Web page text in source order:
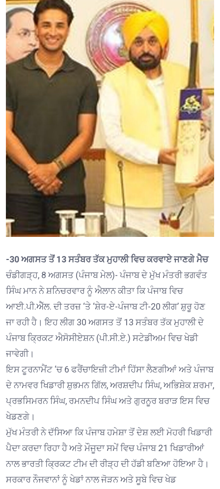
-30 ਅਗਸਤ ਤੋਂ 13 ਸਤੰਬਰ ਤੱਕ ਮੁਹਾਲੀ ਵਿਚ ਕਰਵਾਏ ਜਾਣਗੇ ਮੈਚ
ਚੰਡੀਗੜ੍ਹ, 8 ਅਗਸਤ (ਪੰਜਾਬ ਮੇਲ)- ਪੰਜਾਬ ਦੇ ਮੁੱਖ ਮੰਤਰੀ ਭਗਵੰਤ
ਸਿੰਘ ਮਾਨ ਨੇ ਸ਼ਨਿਚਰਵਾਰ ਨੂੰ ਐਲਾਨ ਕੀਤਾ ਕਿ ਪੰਜਾਬ ਵਿਚ
ਆਈ.ਪੀ.ਐੱਲ. ਦੀ ਤਰਜ਼ ‘ਤੇ ‘ਸ਼ੇਰ-ਏ-ਪੰਜਾਬ ਟੀ-20 ਲੀਗ’ ਸ਼ੁਰੂ ਹੋਣ
ਜਾ ਰਹੀ ਹੈ। ਇਹ ਲੀਗ 30 ਅਗਸਤ ਤੋਂ 13 ਸਤੰਬਰ ਤੱਕ ਮੁਹਾਲੀ ਦੇ
ਪੰਜਾਬ ਕ੍ਰਿਕਟ ਐਸੋਸੀਏਸ਼ਨ (ਪੀ.ਸੀ.ਏ.) ਸਟੇਡੀਅਮ ਵਿਚ ਖੇਡੀ
ਜਾਵੇਗੀ।
ਇਸ ਟੂਰਨਾਮੈਂਟ ‘ਚ 6 ਫਰੈਂਚਾਇਜ਼ੀ ਟੀਮਾਂ ਹਿੱਸਾ ਲੈਣਗੀਆਂ ਅਤੇ ਪੰਜਾਬ
ਦੇ ਨਾਮਵਰ ਖਿਡਾਰੀ ਸ਼ੁਭਮਨ ਗਿੱਲ, ਅਰਸ਼ਦੀਪ ਸਿੰਘ, ਅਭਿਸ਼ੇਕ ਸ਼ਰਮਾ,
ਪ੍ਰਭਸਿਮਰਨ ਸਿੰਘ, ਰਮਨਦੀਪ ਸਿੰਘ ਅਤੇ ਗੁਰਨੂਰ ਬਰਾੜ ਇਸ ਵਿਚ
ਖੇਡਣਗੇ।
ਮੁੱਖ ਮੰਤਰੀ ਨੇ ਦੱਸਿਆ ਕਿ ਪੰਜਾਬ ਹਮੇਸ਼ਾ ਤੋਂ ਦੇਸ਼ ਲਈ ਮੋਹਰੀ ਖਿਡਾਰੀ
ਪੈਦਾ ਕਰਦਾ ਰਿਹਾ ਹੈ ਅਤੇ ਮੌਜੂਦਾ ਸਮੇਂ ਵਿਚ ਪੰਜਾਬ 21 ਖਿਡਾਰੀਆਂ
ਨਾਲ ਭਾਰਤੀ ਕ੍ਰਿਕਟ ਟੀਮ ਦੀ ਰੀੜ੍ਹ ਦੀ ਹੱਡੀ ਬਣਿਆ ਹੋਇਆ ਹੈ।
ਸਰਕਾਰ ਨੌਜਵਾਨਾਂ ਨੂੰ ਖੇਡਾਂ ਨਾਲ ਜੋੜਨ ਅਤੇ ਸੂਬੇ ਵਿਚ ਖੇਡ